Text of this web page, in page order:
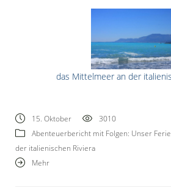
das Mittelmeer an der
15. Oktober
3010
Abenteuerbericht mit Folgen: Unser
der italienischen Riviera
Mehr